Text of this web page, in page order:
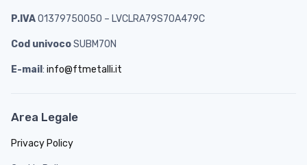
P.IVA01379750050 – LVCLRA79S70A479C
Cod univocoSUBM70N
E-mail : info@ftmetalli.it
Area Legale
Privacy Policy